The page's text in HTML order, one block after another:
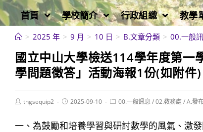
內
容
首頁 學校簡介 行政組織 教學
> 2025 年 > 9 月 > 10 日 > B.文章分類 > 00.一般
國立中山大學檢送114學年度第一
學問題徵答」活動海報1份(如附件
Posttngsequip2
Post2025-09-10
Post00.一般訊息 /02.教務處 /A.發
一、為鼓勵和培養學習與研討數學的風氣、激